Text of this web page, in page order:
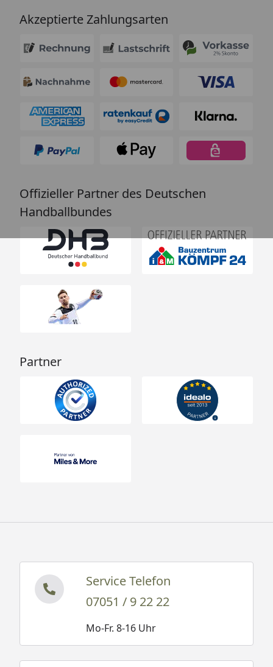
Akzeptierte Zahlungsarten
Offizieller Partner des Deutschen
Handballbundes
Partner
Service Telefon
07051 / 9 22 22
Mo-Fr. 8-16 Uhr